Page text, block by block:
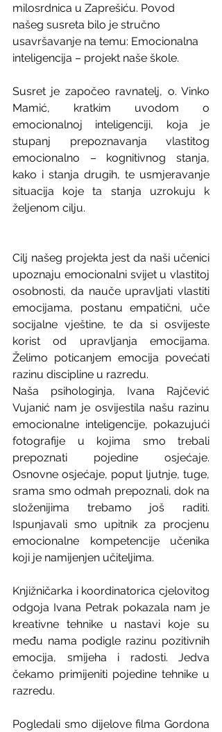
milosrdnica u Zaprešiću. Povod
našeg susreta bilo je stručno
usavršavanje na temu: Emocionalna
inteligencija – projekt naše škole.
Susret je započeo ravnatelj, o. Vinko
Mamić, kratkim uvodom o
emocionalnoj inteligenciji, koja je
stupanj prepoznavanja vlastitog
emocionalno – kognitivnog stanja,
kako i stanja drugih, te usmjeravanje
situacija koje ta stanja uzrokuju k
željenom cilju.
Cilj našeg projekta jest da naši učenici
upoznaju emocionalni svijet u vlastitoj
osobnosti, da nauče upravljati vlastiti
emocijama, postanu empatični, uče
socijalne vještine, te da si osvijeste
korist od upravljanja emocijama.
Želimo poticanjem emocija povećati
razinu discipline u razredu.
Naša psihologinja, Ivana Rajčević
Vujanić nam je osvijestila našu razinu
emocionalne inteligencije, pokazujući
fotografije u kojima smo trebali
prepoznati pojedine osjećaje.
Osnovne osjećaje, poput ljutnje, tuge,
srama smo odmah prepoznali, dok na
složenijima trebamo još raditi.
Ispunjavali smo upitnik za procjenu
emocionalne kompetencije učenika
koji je namijenjen učiteljima.
Knjižničarka i koordinatorica cjelovitog
odgoja Ivana Petrak pokazala nam je
kreativne tehnike u nastavi koje su
među nama podigle razinu pozitivnih
emocija, smijeha i radosti. Jedva
čekamo primijeniti pojedine tehnike u
razredu.
Pogledali smo dijelove filma Gordona